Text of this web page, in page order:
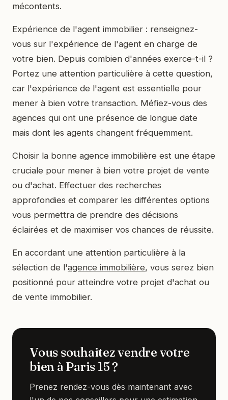
mécontents.
Expérience de l'agent immobilier : renseignez-
vous sur l'expérience de l'agent en charge de
votre bien. Depuis combien d'années exerce-t-il ?
Portez une attention particulière à cette question,
car l'expérience de l'agent est essentielle pour
mener à bien votre transaction. Méfiez-vous des
agences qui ont une présence de longue date
mais dont les agents changent fréquemment.
Choisir la bonne agence immobilière est une étape
cruciale pour mener à bien votre projet de vente
ou d'achat. Effectuer des recherches
approfondies et comparer les différentes options
vous permettra de prendre des décisions
éclairées et de maximiser vos chances de réussite.
En accordant une attention particulière à la
sélection de l'agence immobilière, vous serez bien
positionné pour atteindre votre projet d'achat ou
de vente immobilier.
Vous souhaitez vendre votre
bien à Paris 15 ?
Prenez rendez-vous dès maintenant avec